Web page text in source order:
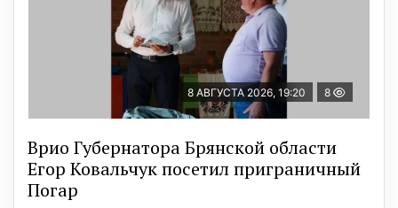
8 АВГУСТА 2026, 19:20 8
Врио Губернатора Брянской области
Егор Ковальчук посетил приграничный
Погар